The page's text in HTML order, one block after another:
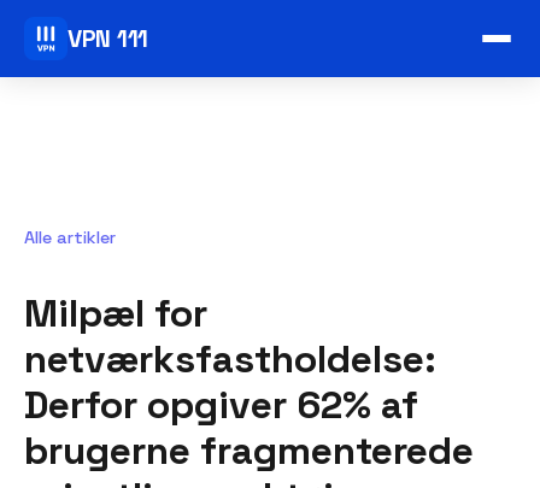
VPN 111
Alle artikler
Milpæl for
netværksfastholdelse:
Derfor opgiver 62% af
brugerne fragmenterede